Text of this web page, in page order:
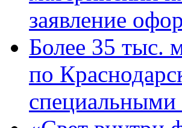
заявление
Более 35 тыс.
по